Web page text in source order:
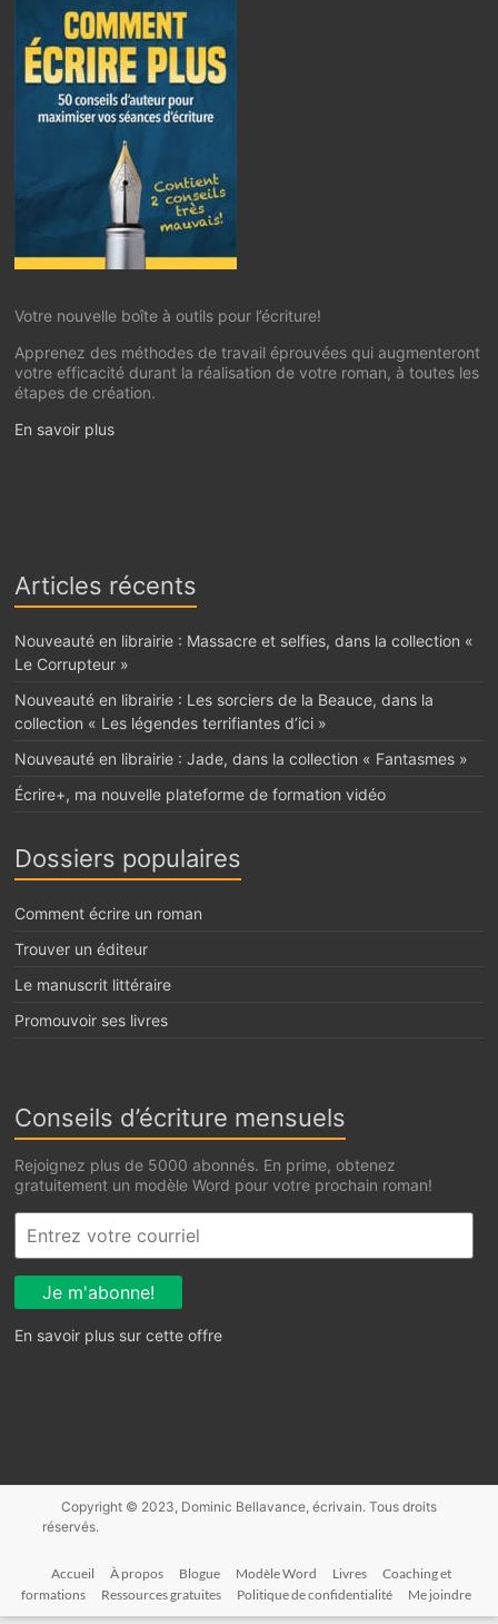
Votre nouvelle boîte à outils pour l’écriture!
Apprenez des méthodes de travail éprouvées qui augmenteront
votre efficacité durant la réalisation de votre roman, à toutes les
étapes de création.
En savoir plus
Articles récents
Nouveauté en librairie : Massacre et selfies, dans la collection «
Le Corrupteur »
Nouveauté en librairie : Les sorciers de la Beauce, dans la
collection « Les légendes terrifiantes d’ici »
Nouveauté en librairie : Jade, dans la collection « Fantasmes »
Écrire+, ma nouvelle plateforme de formation vidéo
Dossiers populaires
Comment écrire un roman
Trouver un éditeur
Le manuscrit littéraire
Promouvoir ses livres
Conseils d’écriture mensuels
Rejoignez plus de 5000 abonnés. En prime, obtenez
gratuitement un modèle Word pour votre prochain roman!
En savoir plus sur cette offre
Accueil À propos Blogue Modèle Word Livres
Coaching et
formations
Ressources gratuites Politique de confidentialité Me joindre